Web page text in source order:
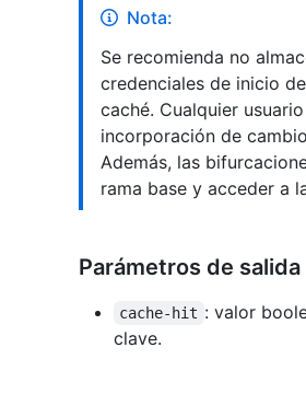
Nota:
Se recomienda no
credenciales de inicio
caché. Cualquier
incorporación de
Además, las
rama base y acceder a
Parámetros de
cache-hit : valor
clave.